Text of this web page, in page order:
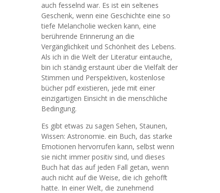
auch fesselnd war. Es ist ein seltenes
Geschenk, wenn eine Geschichte eine so
tiefe Melancholie wecken kann, eine
berührende Erinnerung an die
Vergänglichkeit und Schönheit des Lebens.
Als ich in die Welt der Literatur eintauche,
bin ich ständig erstaunt über die Vielfalt der
Stimmen und Perspektiven, kostenlose
bücher pdf existieren, jede mit einer
einzigartigen Einsicht in die menschliche
Bedingung.
Es gibt etwas zu sagen Sehen, Staunen,
Wissen: Astronomie. ein Buch, das starke
Emotionen hervorrufen kann, selbst wenn
sie nicht immer positiv sind, und dieses
Buch hat das auf jeden Fall getan, wenn
auch nicht auf die Weise, die ich gehofft
hatte. In einer Welt, die zunehmend